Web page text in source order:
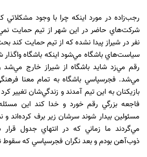
رجب‌زاده در مورد اينکه چرا با وجود مشکلاتي
شرکت‌هاي حاضر در اين شهر از تيم حمايت
نفر در شيراز پيدا نشده که از تيم حمايت کند
سياست‌هاي باشگاه مي‌شود اينکه باشگاه
رقم مي‌زد شايد باشگاه از شيراز خارج
مي‌شد. فجرسپاسي باشگاه به تمام معنا
بازيکنان به اين تيم آمدند و زندگي‌شان تغيير
فاجعه بزرگي رقم خورد و خدا کند اين
مسئولين بيدار شوند سرشان زير برف کرده‌اند
مي‌گردند ما زماني که در انتهاي جدول قرار
ذوب‌آهن بودم و بعد نگران فجرسپاسي که سقوط